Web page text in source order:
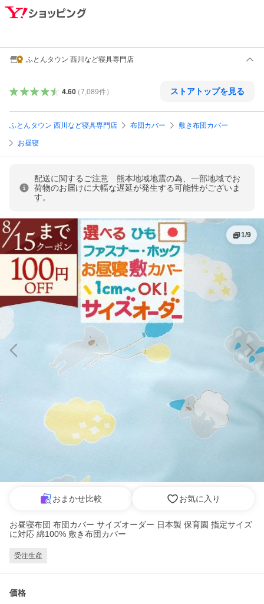
ふとんタウン 西川など寝具専門店
4.60（7,089件） ストアトップを見る
ふとんタウン 西川など寝具専門店 布団カバー 敷き布団カバー
お昼寝
配送に関するご注意 熊本地域地震の為、一部地域でお
荷物のお届けに大幅な遅延が発生する可能性がございま
す。
1/9
おまかせ比較 お気に入り
お昼寝布団 布団カバー サイズオーダー 日本製 保育園 指定サイズ
に対応 綿100% 敷き布団カバー
受注生産
価格